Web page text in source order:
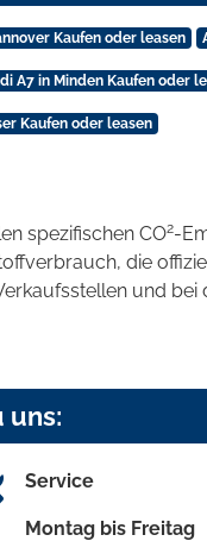
Kaufen oder leasen
A7 in Minden Kaufen oder
Kaufen oder leasen
spezifischen CO2-
die
und
uns:
Service
Montag bis Freitag